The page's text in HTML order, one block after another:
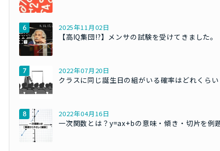
2025年11月02日
【高IQ集団!?】メンサの試験を受けてきました。
2022年07月20日
クラスに同じ誕生日の組がいる確率はどれくら
2022年04月16日
一次関数とは？y=ax+bの意味・傾き・切片を例